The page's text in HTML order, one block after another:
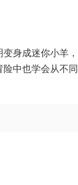
身成迷你小羊
中也学会从不